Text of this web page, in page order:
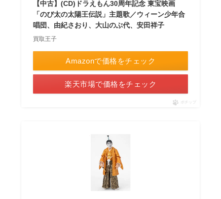
【中古】(CD)ドラえもん30周年記念 東宝映画
「のび太の太陽王伝説」主題歌／ウィーン少年合
唱団、由紀さおり、大山のぶ代、安田祥子
買取王子
Amazonで価格をチェック
楽天市場で価格をチェック
ポチップ